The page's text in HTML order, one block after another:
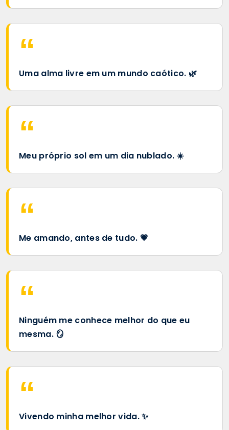
Uma alma livre em um mundo caótico. 🌿
Meu próprio sol em um dia nublado. ☀️
Me amando, antes de tudo. 💗
Ninguém me conhece melhor do que eu
mesma. 🪞
Vivendo minha melhor vida. ✨